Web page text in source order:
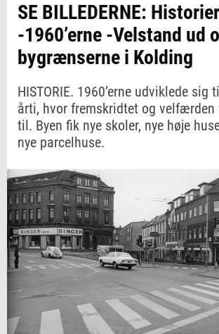
SE BILLEDERNE:
-1960’erne -Velstand ud
bygrænserne i Kolding
HISTORIE. 1960’erne udviklede
årti, hvor fremskridtet og velfærden
til. Byen fik nye skoler, nye høje
nye parcelhuse.